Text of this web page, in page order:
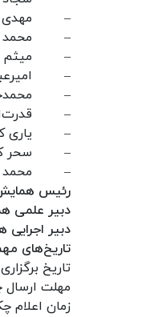
– مهدی
– محمد
–
–
–
–
– یاری
– سحر
– محمد
رئیس
دبیر علمی
دبیر
تاریخ‌های
تاریخ
مهلت ارسال
زمان اعلام